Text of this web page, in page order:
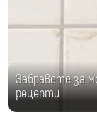
Забравете за
рецепти